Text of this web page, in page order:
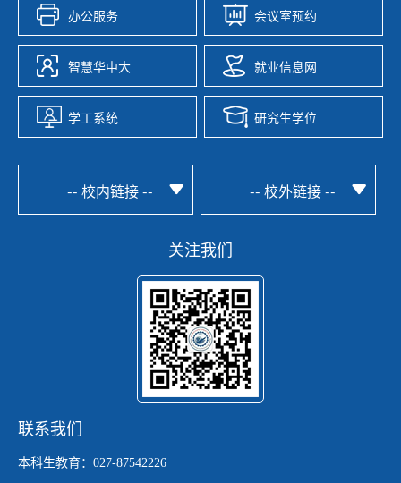
办公服务 会议室预约
智慧华中大 就业信息网
学工系统 研究生学位
-- 校内链接 -- -- 校外链接 --
关注我们
联系我们
本科生教育：027-87542226